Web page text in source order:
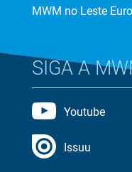
MWM no Leste
SIGA A
Youtube
Issuu